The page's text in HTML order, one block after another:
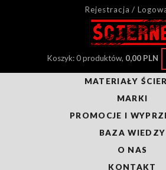
Rejestracja /
Koszyk: 0 produktów, 0,00 PLN
MATERIAŁY
MARKI
PROMOCJE I
BAZA WIEDZY
O NAS
KONTAKT